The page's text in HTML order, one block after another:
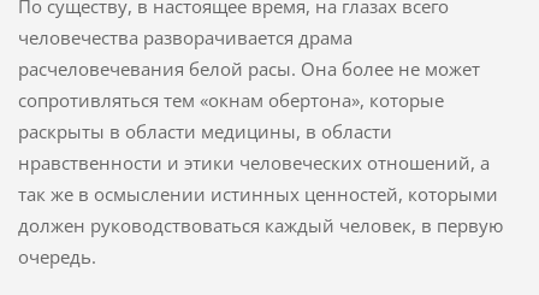
По существу, в настоящее время, на глазах всего
человечества разворачивается драма
расчеловечевания белой расы. Она более не может
сопротивляться тем «окнам обертона», которые
раскрыты в области медицины, в области
нравственности и этики человеческих отношений, а
так же в осмыслении истинных ценностей, которыми
должен руководствоваться каждый человек, в первую
очередь.